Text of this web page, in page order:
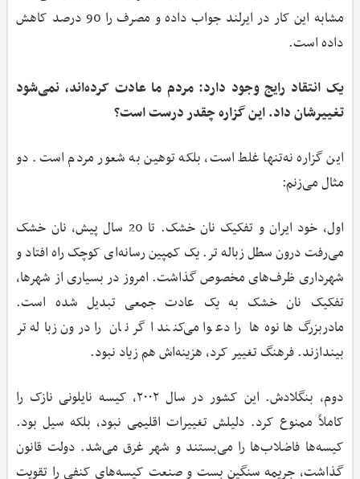
مشابه این کار در ایرلند جواب داده و مصرف را 90 درصد کاهش
داده است.
یک انتقاد رایج وجود دارد: مردم ما عادت کرده‌اند، نمی‌شود
تغییرشان داد. این گزاره چقدر درست است؟
این گزاره نه‌تنها غلط است، بلکه توهین به شعور مردم است. دو
مثال می‌زنم:
اول، خود ایران و تفکیک نان خشک. تا 20 سال پیش، نان خشک
می‌رفت درون سطل زباله تر. یک کمپین رسانه‌ای کوچک راه افتاد و
شهرداری ظرف‌های مخصوص گذاشت. امروز در بسیاری از شهرها،
تفکیک نان خشک به یک عادت جمعی تبدیل شده است.
مادربزرگ‌ها نوه‌ها را دعوا می‌کنند اگر نان را درون زباله تر
بیندازند. فرهنگ تغییر کرد، هزینه‌اش هم زیاد نبود.
دوم، بنگلادش. این کشور در سال ۲۰۰۲، کیسه نایلونی نازک را
کاملاً ممنوع کرد. دلیلش تغییرات اقلیمی نبود، بلکه سیل بود.
کیسه‌ها فاضلاب‌ها را می‌بستند و شهر غرق می‌شد. دولت قانون
گذاشت، جریمه سنگین بست و صنعت کیسه‌های کنفی را تقویت